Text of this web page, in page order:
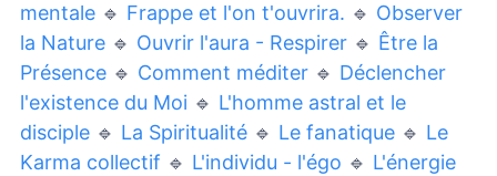
mentale 🔹 Frappe et l'on t'ouvrira. 🔹 Observer
la Nature 🔹 Ouvrir l'aura - Respirer 🔹 Être la
Présence 🔹 Comment méditer 🔹 Déclencher
l'existence du Moi 🔹 L'homme astral et le
disciple 🔹 La Spiritualité 🔹 Le fanatique 🔹 Le
Karma collectif 🔹 L'individu - l'égo 🔹 L'énergie